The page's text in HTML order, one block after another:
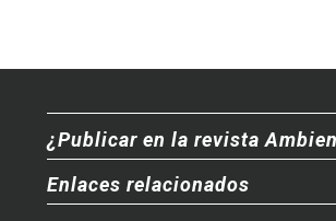
¿Publicar en la revista
Enlaces relacionados